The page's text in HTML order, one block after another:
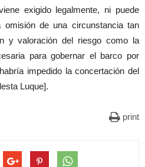
exigido legalmente, ni puede
de una circunstancia tan
y valoración del riesgo como la
para gobernar el barco por
impedido la concertación del
Luque].
print